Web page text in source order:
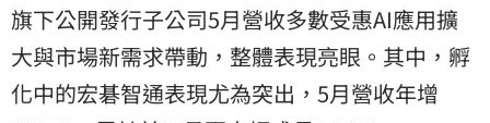
旗下公開發行子公司5月營收多數受惠AI應用擴
大與市場新需求帶動，整體表現亮眼。其中，孵
化中的宏碁智通表現尤為突出，5月營收年增